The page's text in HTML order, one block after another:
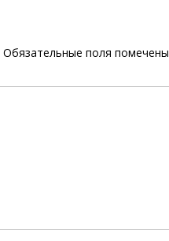
Обязательные поля помечены